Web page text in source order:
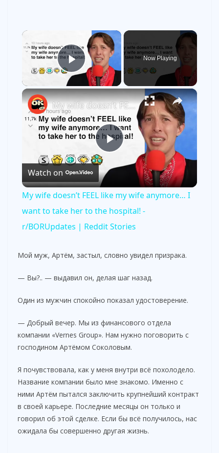
×
Play Video
Now Playing
×
P
a
i
d
o
My wife doesn’t FEEL like my wife anymore… I want to take her to the hospital! - r/BORUpdates | Reddit Stories
Watch on
My wife doesn’t FEEL like my wife anymore… I
want to take her to the hospital! -
r/BORUpdates | Reddit Stories
Мой муж, Артём, застыл, словно увидел призрака.
— Вы?.. — выдавил он, делая шаг назад.
Один из мужчин спокойно показал удостоверение.
— Добрый вечер. Мы из финансового отдела
компании «Vernes Group». Нам нужно поговорить с
господином Артёмом Соколовым.
Я почувствовала, как у меня внутри всё похолодело.
Название компании было мне знакомо. Именно с
ними Артём пытался заключить крупнейший контракт
в своей карьере. Последние месяцы он только и
говорил об этой сделке. Если бы всё получилось, нас
ожидала бы совершенно другая жизнь.